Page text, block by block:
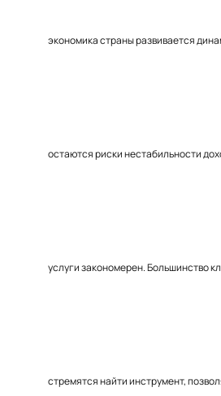
экономика страны развивается
остаются риски нестабильности
услуги закономерен. Большинство
стремятся найти инструмент,